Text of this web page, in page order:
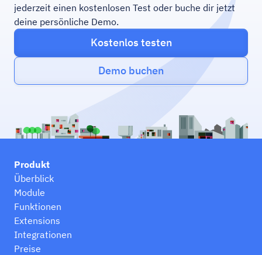
jederzeit einen kostenlosen Test oder buche dir jetzt
deine persönliche Demo.
Kostenlos testen
Demo buchen
Produkt
Überblick
Module
Funktionen
Extensions
Integrationen
Preise